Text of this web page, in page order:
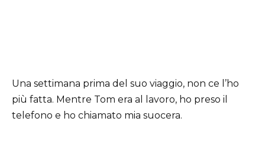
Una settimana prima del suo viaggio, non ce l’ho
più fatta. Mentre Tom era al lavoro, ho preso il
telefono e ho chiamato mia suocera.